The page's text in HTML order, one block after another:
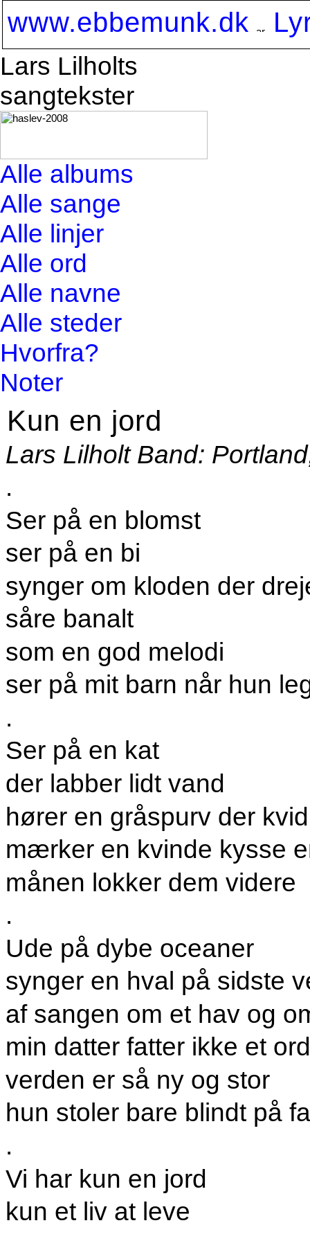
www.ebbemunk.dk
Lars Lilholts
sangtekster
Alle albums
Alle sange
Alle linjer
Alle ord
Alle navne
Alle steder
Hvorfra?
Noter
Kun en jord
Lars Lilholt Band:
.
Ser på en blomst
ser på en bi
synger om kloden der
såre banalt
som en god melodi
ser på mit barn når hun
.
Ser på en kat
der labber lidt vand
hører en gråspurv der
mærker en kvinde kysse
månen lokker dem videre
.
Ude på dybe oceaner
synger en hval på sidste
af sangen om et hav og
min datter fatter ikke et ord
verden er så ny og stor
hun stoler bare blindt på
.
Vi har kun en jord
kun et liv at leve